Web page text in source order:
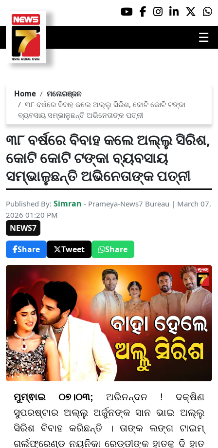
☰
Home
ମନୋରଞ୍ଜନ
୩୮ ବର୍ଷରେ ବିବାହ କଲେ ଅଲ୍ଲୁ ସିରିଶ, କୋଟି କୋଟି ଟଙ୍କା
ବ୍ୟବସାୟ ସମ୍ଭାଳୁଛନ୍ତି ଅଭିନେତାଙ୍କ ପତ୍ନୀ
୩୮ ବର୍ଷରେ ବିବାହ କଲେ ଅଲ୍ଲୁ ସିରିଶ,
କୋଟି କୋଟି ଟଙ୍କା ବ୍ୟବସାୟ
ସମ୍ଭାଳୁଛନ୍ତି ଅଭିନେତାଙ୍କ ପତ୍ନୀ
Published By: Simran - Prameya-News7 Bureau | March 07,
2026 01:20 PM
NEWS7
Share
Tweet Share
ମୁମ୍ଵାଇ ୦୭।୦୩; ଅଭିନନ୍ଦନ ! ଦକ୍ଷିଣ
ସୁପରଷ୍ଟାର ଅଲ୍ଲୁ ଅର୍ଜୁନଙ୍କ ସାନ ଭାଇ ଅଲ୍ଲୁ
ସିରିଶ ବିବାହ କରିଛନ୍ତି । ତାଙ୍କ ଲଙ୍ଗ ଟାଇମ୍
ଗର୍ଲଫ୍ରେଣ୍ଡ ନୟନିକା ରେଡ୍ଡୀଙ୍କ ହାତକୁ ଦି ହାତ